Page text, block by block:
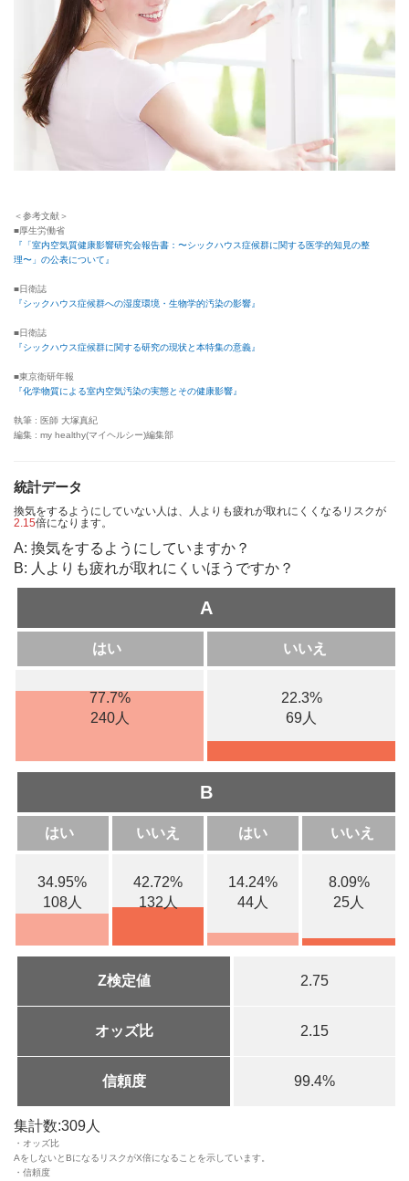
＜参考文献＞
■厚生労働省
『「室内空気質健康影響研究会報告書：〜シックハウス症候群に関する医学的知見の整
理〜」の公表について』
■日衛誌
『シックハウス症候群への湿度環境・生物学的汚染の影響』
■日衛誌
『シックハウス症候群に関する研究の現状と本特集の意義』
■東京衛研年報
『化学物質による室内空気汚染の実態とその健康影響』
執筆 : 医師 大塚真紀
編集 : my healthy(マイヘルシー)編集部
統計データ
換気をするようにしていない人は、人よりも疲れが取れにくくなるリスクが
2.15倍になります。
A: 換気をするようにしていますか？
B: 人よりも疲れが取れにくいほうですか？
A
はい いいえ
77.7%
240人
22.3%
69人
B
はい いいえ はい いいえ
34.95%
108人
42.72%
132人
14.24%
44人
8.09%
25人
Z検定値 2.75
オッズ比 2.15
信頼度 99.4%
集計数:309人
・オッズ比
AをしないとBになるリスクがX倍になることを示しています。
・信頼度